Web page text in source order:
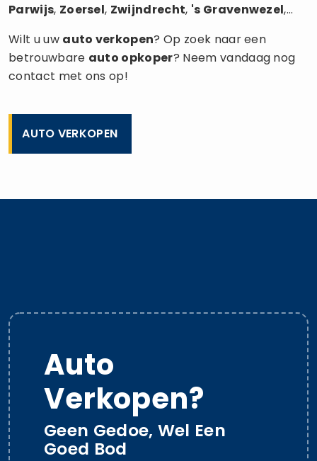
Parwijs, Zoersel, Zwijndrecht, 's Gravenwezel,...
Wilt u uw auto verkopen? Op zoek naar een
betrouwbare auto opkoper? Neem vandaag nog
contact met ons op!
AUTO VERKOPEN
Auto
Verkopen?
Geen Gedoe, Wel Een
Goed Bod